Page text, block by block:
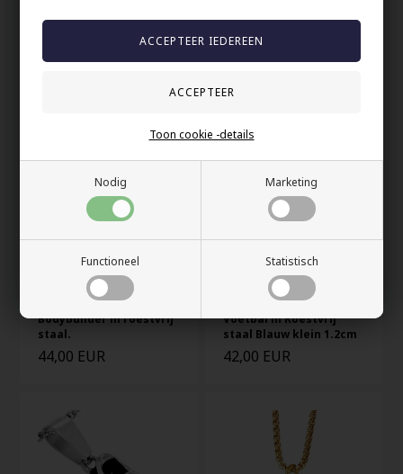
Nodig Marketing
Functioneel Statistisch
Toon cookie -details
Voetbal in roestvrij
staal rood
Gouden voetbal in
Bodybuilder in roestvrij
staal.
44,00 EUR
Voetbal in Roestvrij
staal Blauw klein 1.2cm
42,00 EUR